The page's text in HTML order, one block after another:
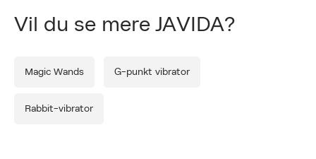
Vil du se mere JAVIDA?
Magic Wands G-punkt vibrator
Rabbit-vibrator